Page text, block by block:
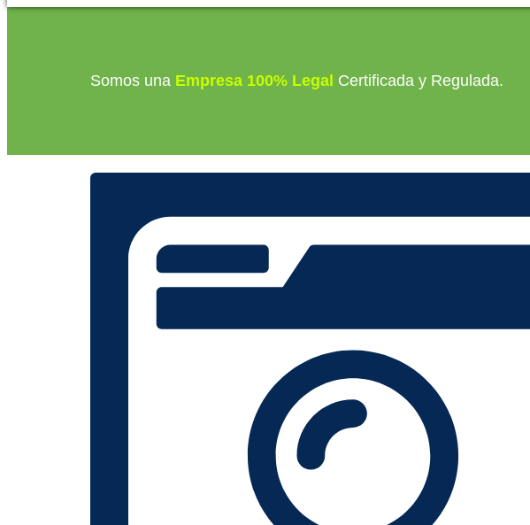
Somos una Empresa 100% Legal Certificada y Regulada.